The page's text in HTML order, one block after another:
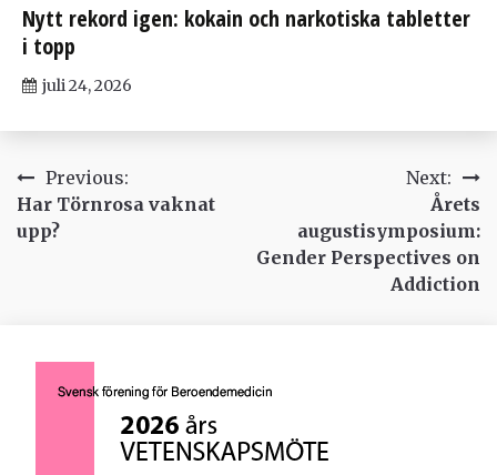
Nytt rekord igen: kokain och narkotiska tabletter
i topp
juli 24, 2026
Inläggsnavigering
Previous:
Har Törnrosa vaknat
upp?
Next:
Årets
augustisymposium:
Gender Perspectives on
Addiction